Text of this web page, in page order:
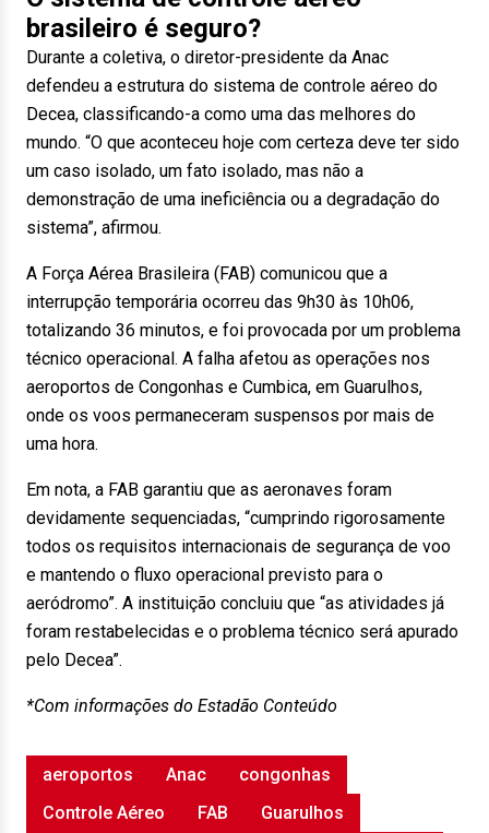
brasileiro é seguro?
Durante a coletiva, o diretor-presidente da Anac
defendeu a estrutura do sistema de controle aéreo do
Decea, classificando-a como uma das melhores do
mundo. “O que aconteceu hoje com certeza deve ter sido
um caso isolado, um fato isolado, mas não a
demonstração de uma ineficiência ou a degradação do
sistema”, afirmou.
A Força Aérea Brasileira (FAB) comunicou que a
interrupção temporária ocorreu das 9h30 às 10h06,
totalizando 36 minutos, e foi provocada por um problema
técnico operacional. A falha afetou as operações nos
aeroportos de Congonhas e Cumbica, em Guarulhos,
onde os voos permaneceram suspensos por mais de
uma hora.
Em nota, a FAB garantiu que as aeronaves foram
devidamente sequenciadas, “cumprindo rigorosamente
todos os requisitos internacionais de segurança de voo
e mantendo o fluxo operacional previsto para o
aeródromo”. A instituição concluiu que “as atividades já
foram restabelecidas e o problema técnico será apurado
pelo Decea”.
*Com informações do Estadão Conteúdo
aeroportos Anac
congonhas
Controle Aéreo
FAB
Guarulhos